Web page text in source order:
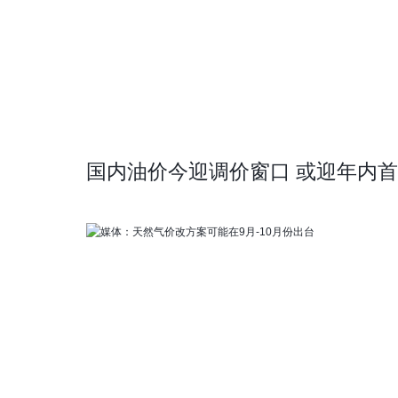
国内油价今迎调价窗口 或迎年内